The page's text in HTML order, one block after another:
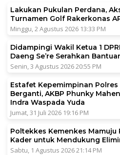
Lakukan Pukulan Perdana,
Turnamen Golf Rakerkonas
Minggu, 2 Agustus 2026 13:33 PM
Didampingi Wakil Ketua 1
Daeng Se’re Serahkan
Senin, 3 Agustus 2026 20:55 PM
Estafet Kepemimpinan Polres
Berganti, AKBP Phunky
Indra Waspada Yuda
Jumat, 31 Juli 2026 19:16 PM
Poltekkes Kemenkes Mamuju
Kader untuk Mendukung
Sabtu, 1 Agustus 2026 21:14 PM